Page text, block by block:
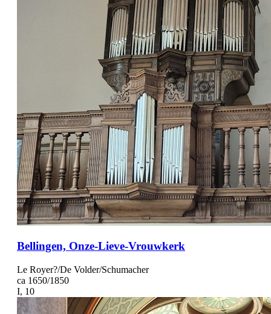
Bellingen, Onze-Lieve-Vrouwkerk
Le Royer?/De Volder/Schumacher
ca 1650/1850
I, 10